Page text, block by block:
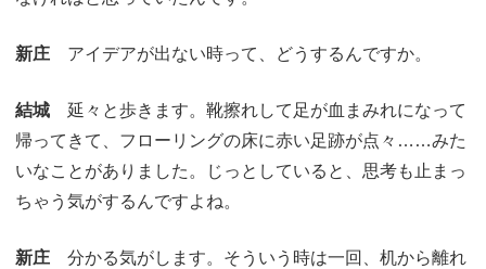
新庄 アイデアが出ない時って、どうするんですか。
結城 延々と歩きます。靴擦れして足が血まみれになって
帰ってきて、フローリングの床に赤い足跡が点々……みた
いなことがありました。じっとしていると、思考も止まっ
ちゃう気がするんですよね。
新庄 分かる気がします。そういう時は一回、机から離れ